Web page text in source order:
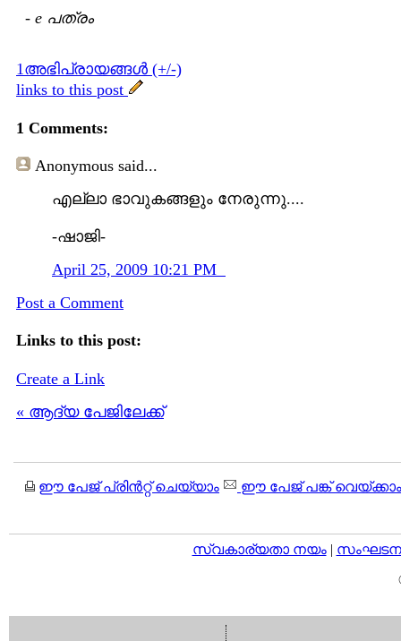
- e പത്രം
1അഭിപ്രായങ്ങള്‍ (+/-)
links to this post
1 Comments:
Anonymous said...
എല്ലാ ഭാവുകങ്ങളും നേരുന്നു....
-ഷാജി-
April 25, 2009 10:21 PM
Post a Comment
Links to this post:
Create a Link
« ആദ്യ പേജിലേക്ക്
ഈ പേജ് പ്രിന്‍റ്റ് ചെയ്യാം ഈ പേജ് പങ്ക് വെയ്ക്കാം
സ്വകാര്യതാ നയം|